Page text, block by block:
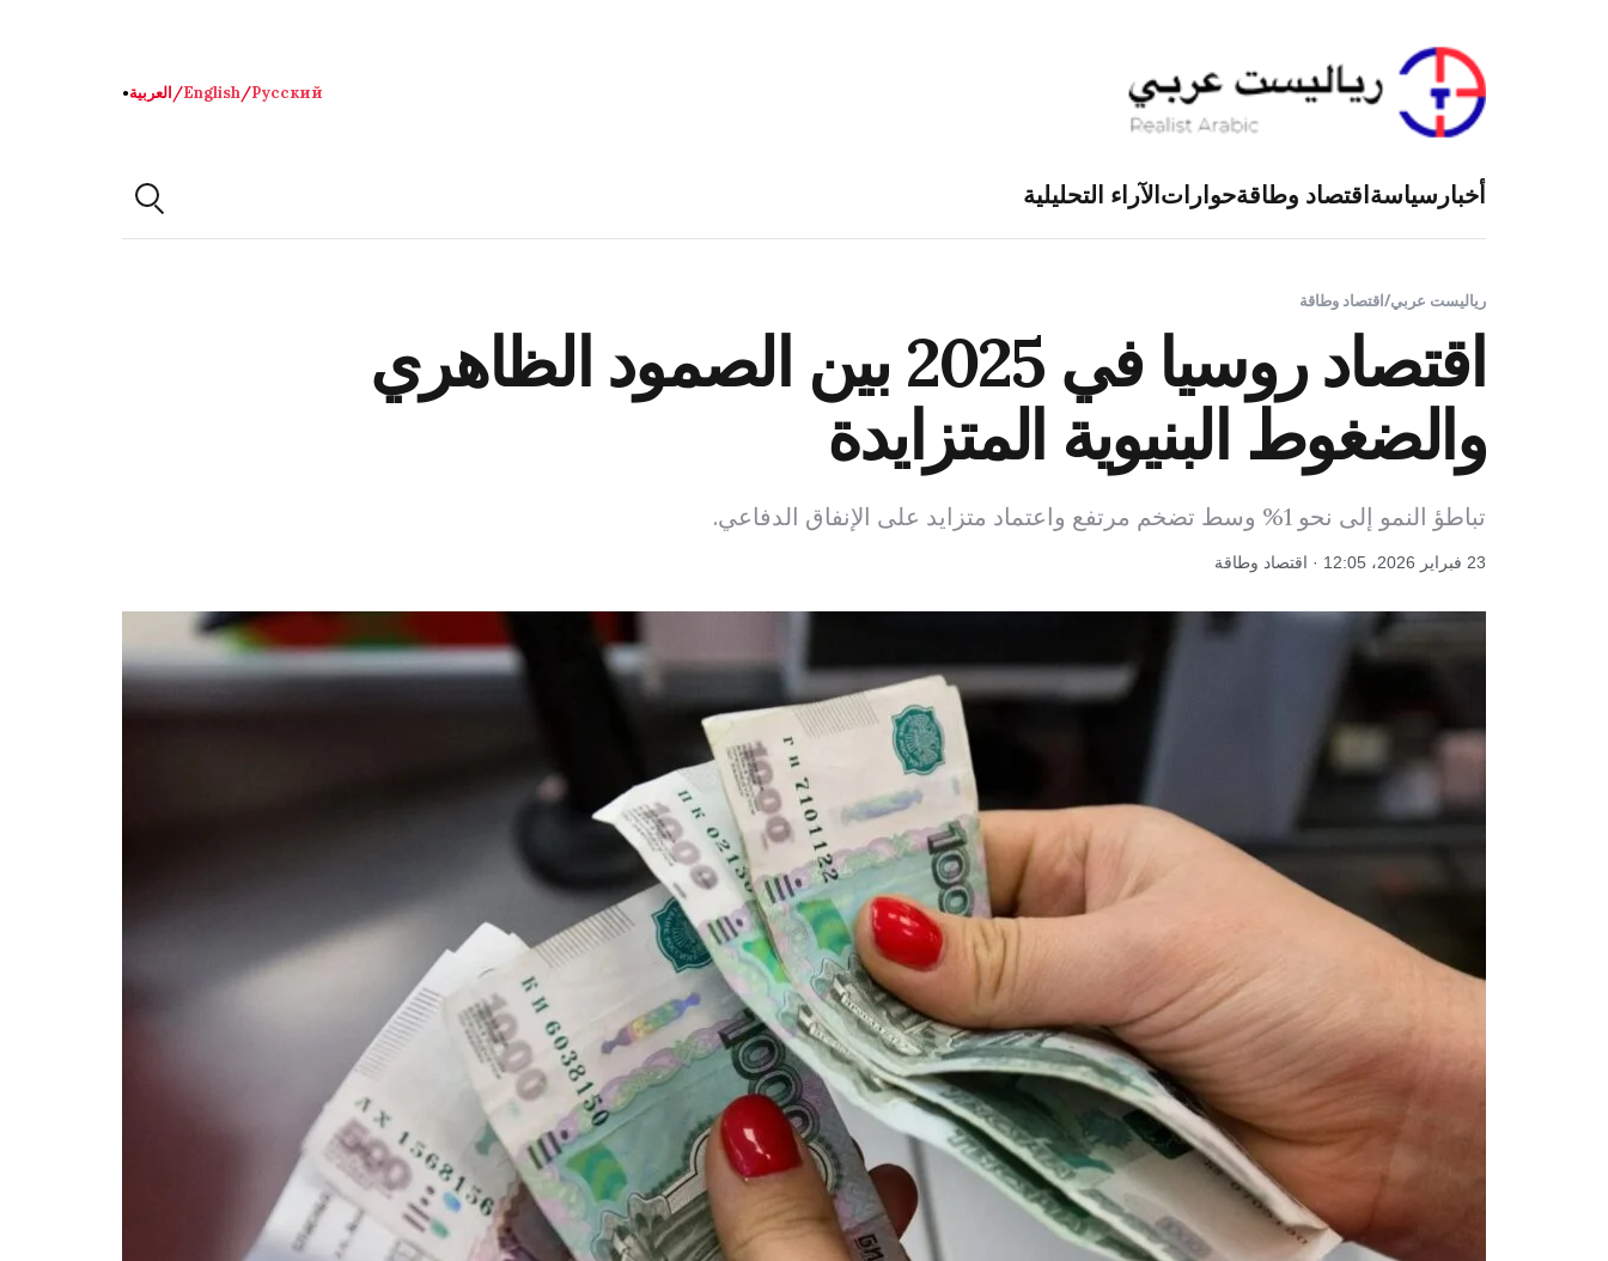
Русский
/
English
/العربية●
أخبار سياسةاقتصاد وطاقةحواراتالآراء التحليلية
رياليست عربي/اقتصاد وطاقة
اقتصاد روسيا في 2025 بين الصمود الظاهري
والضغوط البنيوية المتزايدة
تباطؤ النمو إلى نحو 1% وسط تضخم مرتفع واعتماد متزايد على الإنفاق الدفاعي.
23 فبراير 2026، 12:05 · اقتصاد وطاقة